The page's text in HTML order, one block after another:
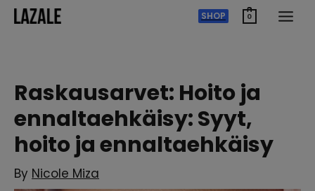
Siirry
SHOP 0
Raskausarvet: Hoito ja
ennaltaehkäisy: Syyt,
hoito ja ennaltaehkäisy
By Nicole Miza